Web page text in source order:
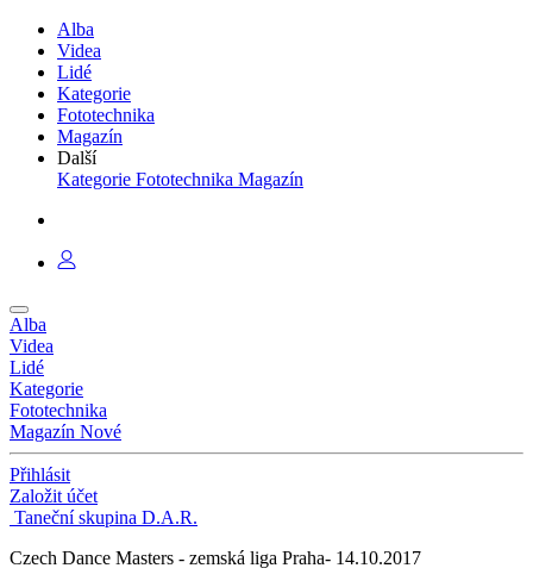
Alba
Videa
Lidé
Kategorie
Fototechnika
Magazín
Další
Kategorie Fototechnika Magazín
Alba
Videa
Lidé
Kategorie
Fototechnika
Magazín Nové
Přihlásit
Založit účet
Taneční skupina D.A.R.
Czech Dance Masters - zemská liga Praha- 14.10.2017